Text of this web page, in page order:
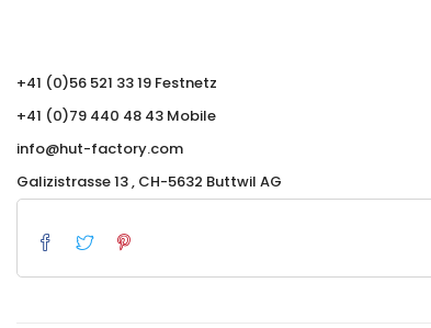
+41 (0)56 521 33 19 Festnetz
+41 (0)79 440 48 43 Mobile
info@hut-factory.com
Galizistrasse 13 , CH-5632 Buttwil AG